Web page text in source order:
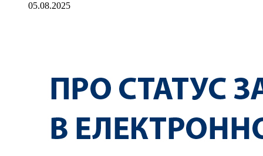
05.08.2025